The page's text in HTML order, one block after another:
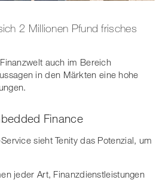
2 Millionen Pfund frisches
auch im Bereich
in den Märkten eine hohe
Finance
sieht Tenity das Potenzial, um
jeder Art, Finanzdienstleistungen